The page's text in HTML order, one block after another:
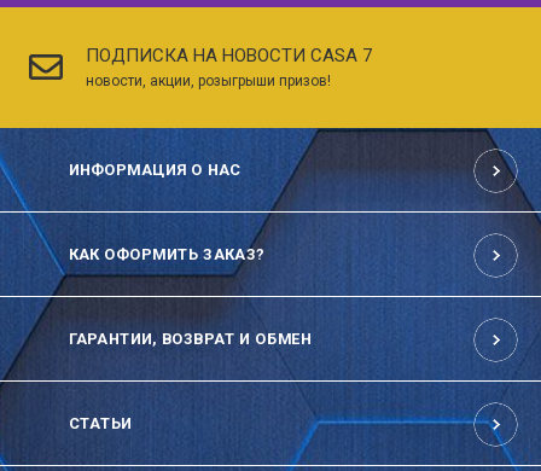
ПОДПИСКА НА НОВОСТИ CASA 7
новости, акции, розыгрыши призов!
ИНФОРМАЦИЯ О НАС
КАК ОФОРМИТЬ ЗАКАЗ?
ГАРАНТИИ, ВОЗВРАТ И ОБМЕН
СТАТЬИ